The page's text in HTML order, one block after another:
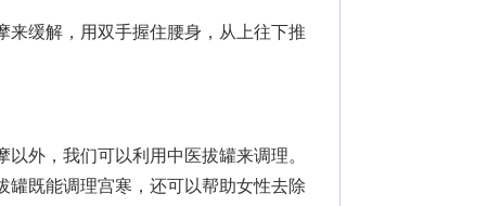
缓解，用双手握住腰身，从上往下推
外，我们可以利用中医拔罐来调理。
罐既能调理宫寒，还可以帮助女性去除